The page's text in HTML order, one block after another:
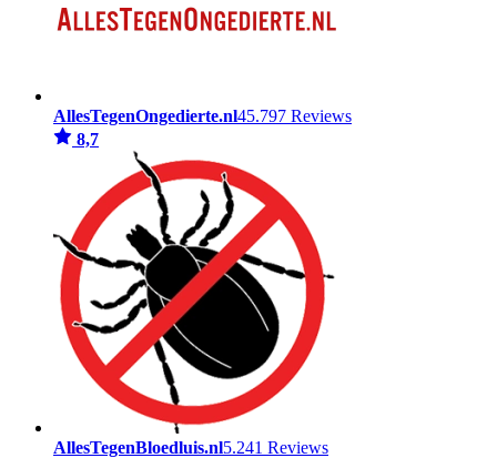
AllesTegenOngedierte.nl45.797 Reviews
8,7
AllesTegenBloedluis.nl5.241 Reviews